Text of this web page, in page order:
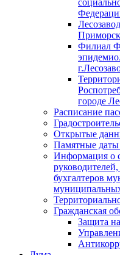
Филиал
городе
Расписание
Открытые
Памятные даты
Информация о
бухгалтеров
Гражданская
Защита